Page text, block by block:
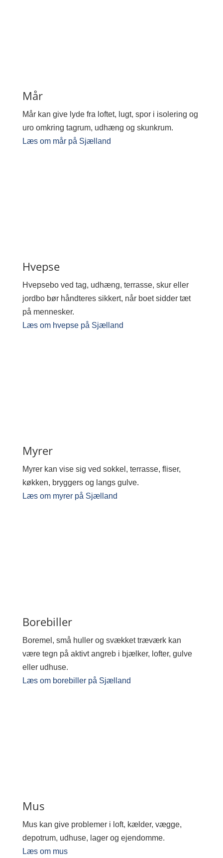
Mår
Mår kan give lyde fra loftet, lugt, spor i isolering og
uro omkring tagrum, udhæng og skunkrum.
Læs om mår på Sjælland
Hvepse
Hvepsebo ved tag, udhæng, terrasse, skur eller
jordbo bør håndteres sikkert, når boet sidder tæt
på mennesker.
Læs om hvepse på Sjælland
Myrer
Myrer kan vise sig ved sokkel, terrasse, fliser,
køkken, bryggers og langs gulve.
Læs om myrer på Sjælland
Borebiller
Boremel, små huller og svækket træværk kan
være tegn på aktivt angreb i bjælker, lofter, gulve
eller udhuse.
Læs om borebiller på Sjælland
Mus
Mus kan give problemer i loft, kælder, vægge,
depotrum, udhuse, lager og ejendomme.
Læs om mus